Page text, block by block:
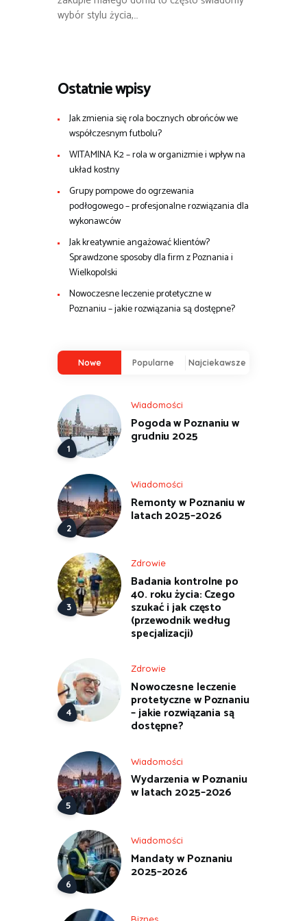
wybór stylu życia,…
Ostatnie wpisy
Jak zmienia się rola bocznych obrońców we
współczesnym futbolu?
WITAMINA K2 – rola w organizmie i wpływ na
układ kostny
Grupy pompowe do ogrzewania
podłogowego – profesjonalne rozwiązania dla
wykonawców
Jak kreatywnie angażować klientów?
Sprawdzone sposoby dla firm z Poznania i
Wielkopolski
Nowoczesne leczenie protetyczne w
Poznaniu – jakie rozwiązania są dostępne?
Nowe Popularne Najciekawsze
Wiadomości
Pogoda w Poznaniu w
grudniu 2025
Wiadomości
Remonty w Poznaniu w
latach 2025–2026
Zdrowie
Badania kontrolne po
40. roku życia: Czego
szukać i jak często
(przewodnik według
specjalizacji)
Zdrowie
Nowoczesne leczenie
protetyczne w Poznaniu
– jakie rozwiązania są
dostępne?
Wiadomości
Wydarzenia w Poznaniu
w latach 2025–2026
Wiadomości
Mandaty w Poznaniu
2025–2026